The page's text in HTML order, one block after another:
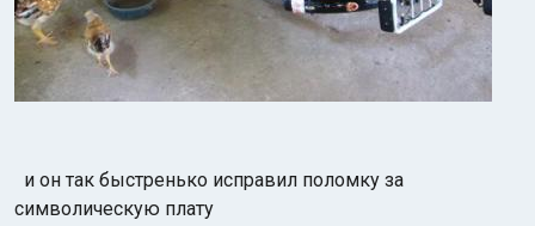
и он так быстренько исправил поломку за
символическую плату